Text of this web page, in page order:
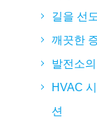
길을 선
깨끗한
발전소
HVAC
션